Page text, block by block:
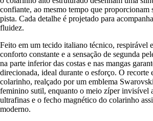
confiante, ao mesmo tempo que proporcionam
pista. Cada detalhe é projetado para
fluidez.
Feito em um tecido italiano técnico, respirável
conforto constante e a sensação de segunda
na parte inferior das costas e nas mangas
direcionada, ideal durante o esforço. O recorte
colarinho, realçado por um emblema
feminino sutil, enquanto o meio zíper invisível
ultrafinas e o fecho magnético do colarinho
moderno.